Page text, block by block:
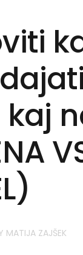
MATIJA ZAJŠEK